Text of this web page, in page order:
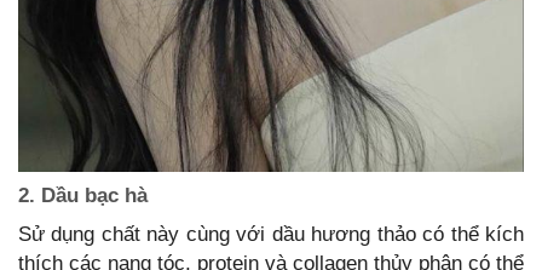
2. Dầu bạc hà
Sử dụng chất này cùng với dầu hương thảo có thể kích
thích các nang tóc, protein và collagen thủy phân có thể